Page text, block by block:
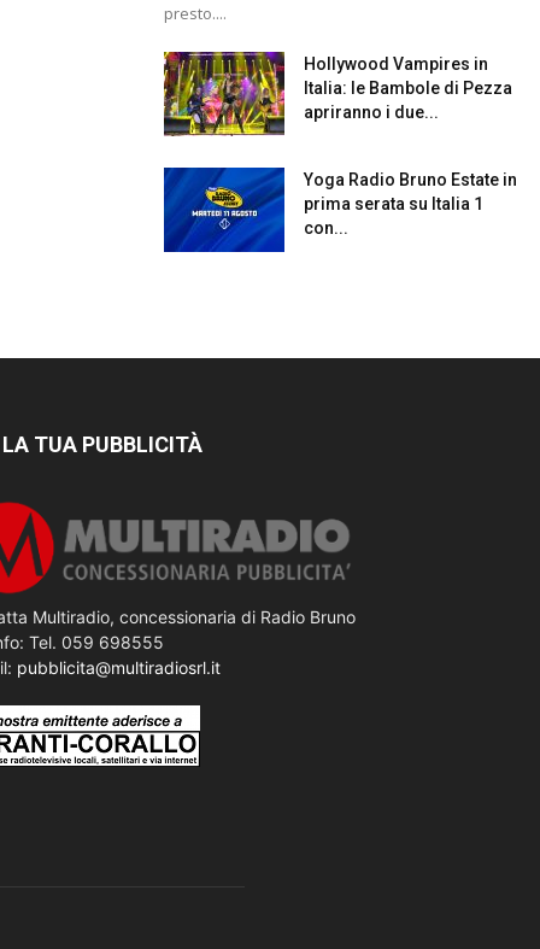
presto....
Hollywood Vampires in
Italia: le Bambole di Pezza
apriranno i due...
Yoga Radio Bruno Estate in
prima serata su Italia 1
con...
LA TUA PUBBLICITÀ
Multiradio, concessionaria di Radio Bruno
Tel. 059 698555
pubblicita@multiradiosrl.it